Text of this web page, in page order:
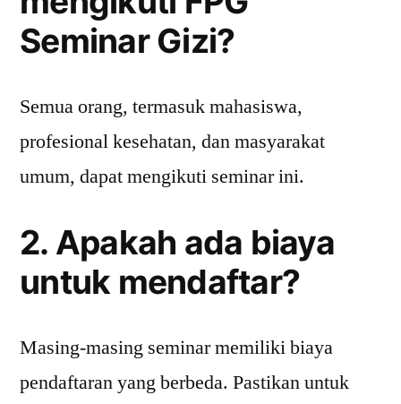
Seminar Gizi?
Semua orang, termasuk mahasiswa,
profesional kesehatan, dan masyarakat
umum, dapat mengikuti seminar ini.
2. Apakah ada biaya
untuk mendaftar?
Masing-masing seminar memiliki biaya
pendaftaran yang berbeda. Pastikan untuk